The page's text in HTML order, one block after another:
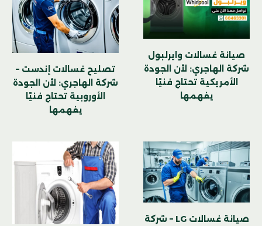
صيانة غسالات وايرلبول
شركة الهاجري: لأن الجودة
الأمريكية تحتاج فنيًا
يفهمها
تصليح غسالات إندست –
شركة الهاجري: لأن الجودة
الأوروبية تحتاج فنيًا
يفهمها
صيانة غسالات LG – شركة